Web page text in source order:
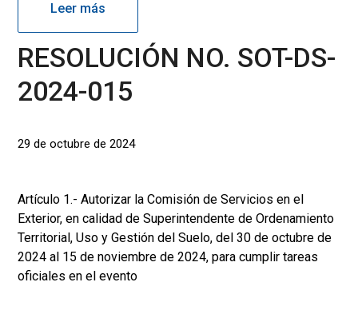
Leer más
RESOLUCIÓN NO. SOT-DS-
2024-015
29 de octubre de 2024
Artículo 1.- Autorizar la Comisión de Servicios en el
Exterior, en calidad de Superintendente de Ordenamiento
Territorial, Uso y Gestión del Suelo, del 30 de octubre de
2024 al 15 de noviembre de 2024, para cumplir tareas
oficiales en el evento